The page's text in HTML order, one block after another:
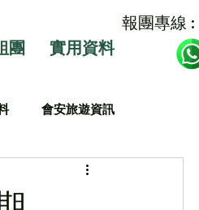
團 實用資料
報團專線 :
會安旅遊資訊